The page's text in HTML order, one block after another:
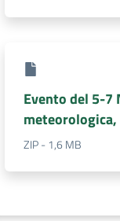
DATI
Seguici
su
Evento del 5-7
ZIP - 1,6 MB